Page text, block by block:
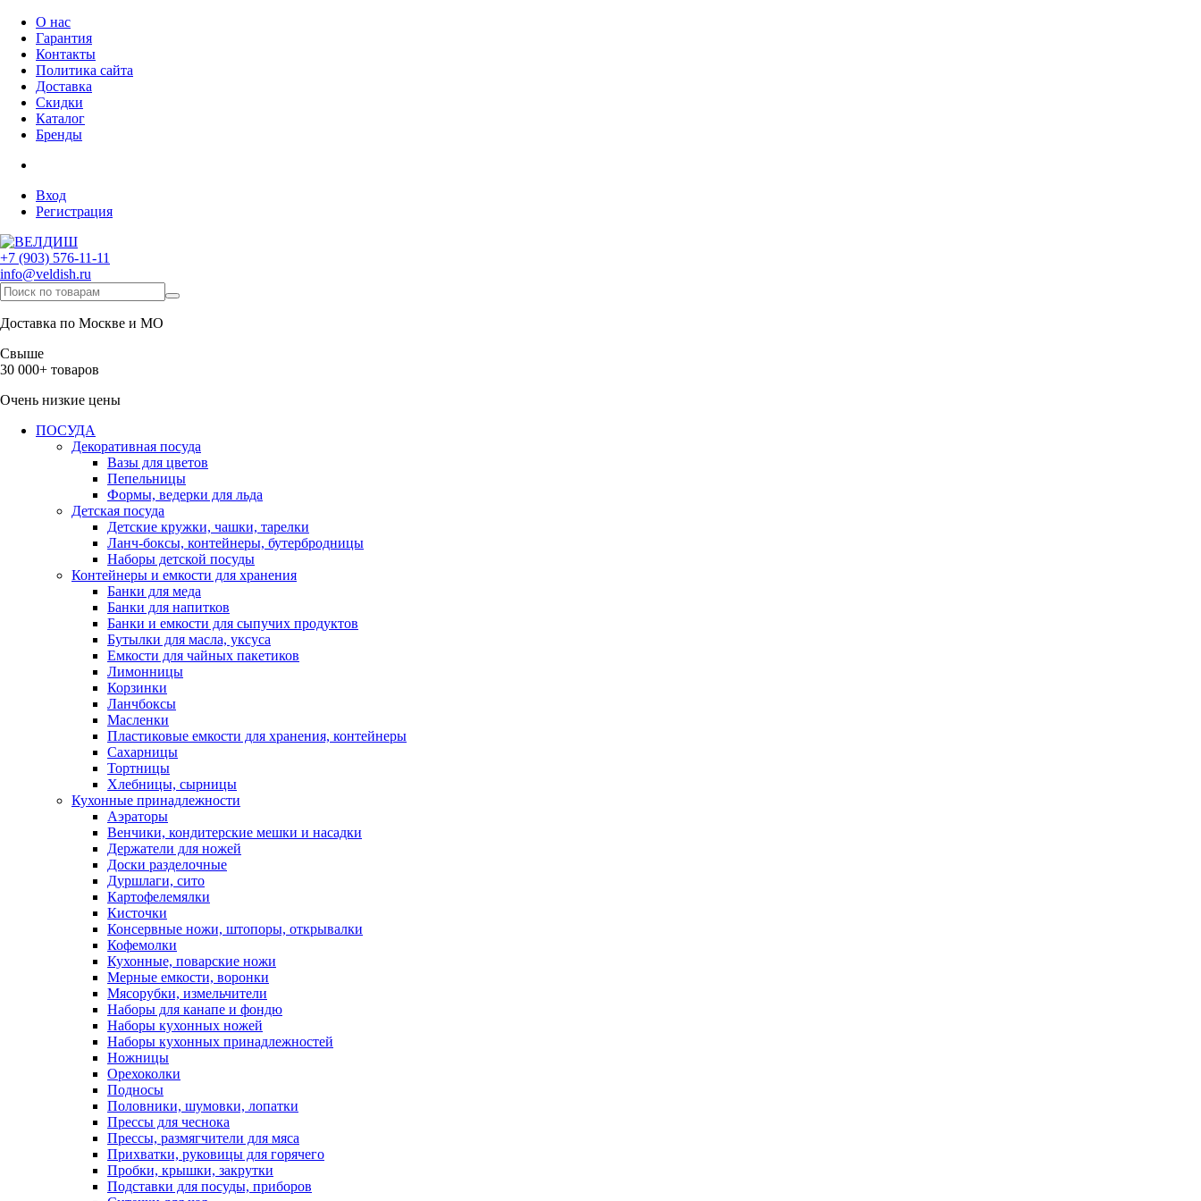
О нас
Гарантия
Контакты
Политика сайта
Доставка
Скидки
Каталог
Бренды
Вход
Регистрация
+7 (903) 576-11-11
info@veldish.ru
Доставка по Москве и МО
Свыше
30 000+ товаров
Очень низкие цены
ПОСУДА
Декоративная посуда
Вазы для цветов
Пепельницы
Формы, ведерки для льда
Детская посуда
Детские кружки, чашки, тарелки
Ланч-боксы, контейнеры, бутербродницы
Наборы детской посуды
Контейнеры и емкости для хранения
Банки для меда
Банки для напитков
Банки и емкости для сыпучих продуктов
Бутылки для масла, уксуса
Емкости для чайных пакетиков
Лимонницы
Корзинки
Ланчбоксы
Масленки
Пластиковые емкости для хранения, контейнеры
Сахарницы
Тортницы
Хлебницы, сырницы
Кухонные принадлежности
Аэраторы
Венчики, кондитерские мешки и насадки
Держатели для ножей
Доски разделочные
Дуршлаги, сито
Картофелемялки
Кисточки
Консервные ножи, штопоры, открывалки
Кофемолки
Кухонные, поварские ножи
Мерные емкости, воронки
Мясорубки, измельчители
Наборы для канапе и фондю
Наборы кухонных ножей
Наборы кухонных принадлежностей
Ножницы
Орехоколки
Подносы
Половники, шумовки, лопатки
Прессы для чеснока
Прессы, размягчители для мяса
Прихватки, руковицы для горячего
Пробки, крышки, закрутки
Подставки для посуды, приборов